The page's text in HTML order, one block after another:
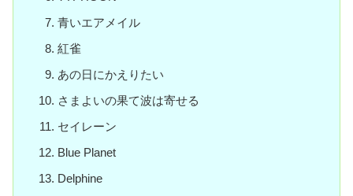
青いエアメイル
紅雀
あの日にかえりたい
さまよいの果て波は寄せる
セイレーン
Blue Planet
Delphine